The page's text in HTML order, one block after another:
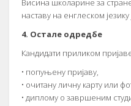
Висина школарине за
наставу на енглеском
4. Остале одредбе
Кандидати приликом
• попуњену пријаву,
• очитану личну карту или
• диплому о завршеним